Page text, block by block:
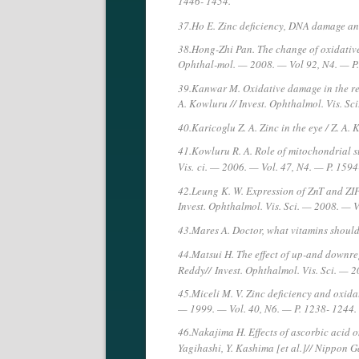
37.Ho E. Zinc deficiency, DNA damage
38.Hong-Zhi Pan. The change of
Ophthal-mol. — 2008. — Vol 92, N4. —
39.Kanwar M. Oxidative damage in the
A. Kowluru // Invest. Ophthalmol. Vis.
40.Karicoglu Z. A. Zinc in the eye / Z. A.
41.Kowluru R. A. Role of mitochondrial
Vis. ci. — 2006. — Vol. 47, N4. — P.
42.Leung K. W. Expression of ZnT and
Invest. Ophthalmol. Vis. Sci. — 2008. —
43.Mares A. Doctor, what vitamins
44.Matsui H. The effect of up-and
Reddy// Invest. Ophthalmol. Vis. Sci. —
45.Miceli M. V. Zinc deficiency and
— 1999. — Vol. 40, N6. — P. 1238- 1244.
46.Nakajima H. Effects of ascorbic acid
Yagihashi, Y. Kashima [et al.]// Nippon